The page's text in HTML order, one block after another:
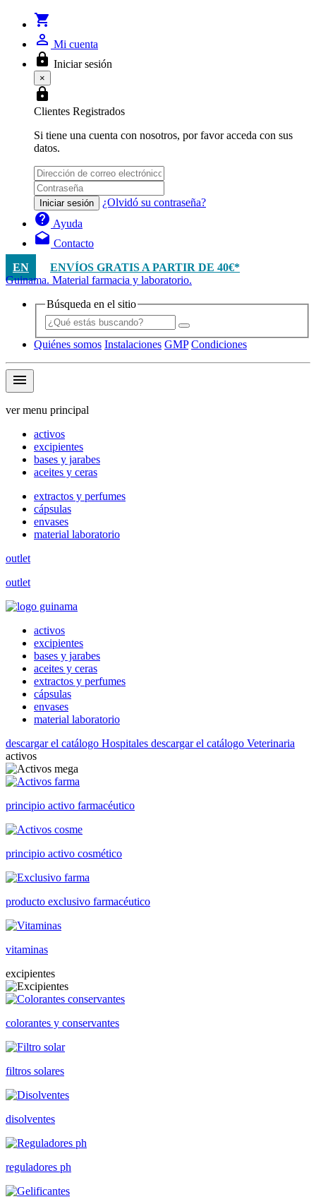
shopping_cart
person_outline Mi cuenta
lock Iniciar sesión
×
lock
Clientes Registrados
Si tiene una cuenta con nosotros, por favor acceda con sus
datos.
Iniciar sesión ¿Olvidó su contraseña?
help Ayuda
drafts Contacto
EN
ENVÍOS GRATIS A PARTIR DE 40€*
Guinama. Material farmacia y laboratorio.
Búsqueda en el sitio
Quiénes somos Instalaciones GMP Condiciones
menu
ver menu principal
activos
excipientes
bases y jarabes
aceites y ceras
extractos y perfumes
cápsulas
envases
material laboratorio
outlet
outlet
activos
excipientes
bases y jarabes
aceites y ceras
extractos y perfumes
cápsulas
envases
material laboratorio
descargar el catálogo Hospitales descargar el catálogo Veterinaria
activos
principio activo farmacéutico
principio activo cosmético
producto exclusivo farmacéutico
vitaminas
excipientes
colorantes y conservantes
filtros solares
disolventes
reguladores ph